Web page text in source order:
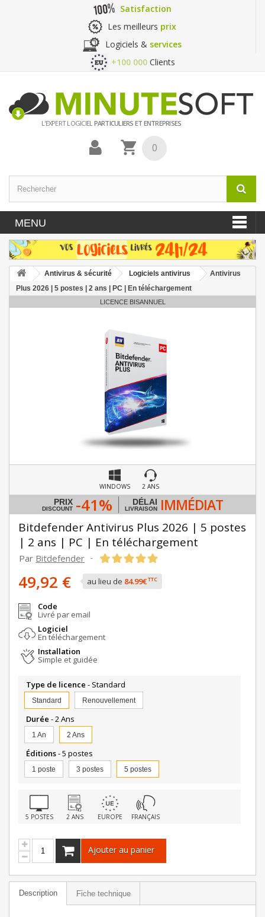
Satisfaction
Les meilleurs prix
Logiciels & services
+100 000 Clients
L'EXPERT LOGICIELPARTICULIERS ET ENTREPRISES
0
MENU
Antivirus & sécurité Logiciels antivirus
Antivirus
Plus 2026 | 5 postes | 2 ans | PC | En téléchargement
LICENCE BISANNUEL
WINDOWS 2 ANS
PRIX
DISCOUNT -41% DÉLAI
LIVRAISON IMMÉDIAT
Bitdefender Antivirus Plus 2026 | 5 postes
| 2 ans | PC | En téléchargement
Par Bitdefender -
49,92 € au lieu de 84.99€TTC
Code
Livré par email
Logiciel
En téléchargement
Installation
Simple et guidée
Type de licence - Standard
Standard Renouvellement
Durée - 2 Ans
1 An 2 Ans
Éditions- 5 postes
1 poste 3 postes 5 postes
5 POSTES 2 ANS EUROPE FRANÇAIS
Ajouter au panier
Description Fiche technique